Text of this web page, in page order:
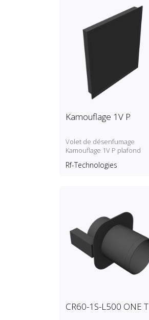
Kamouflage 1V P
Volet de désenfumage
Kamouflage 1V P plafond
Rf-Technologies
CR60-1S-L500 ONE T